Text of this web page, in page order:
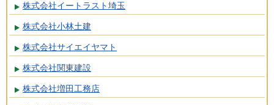
株式会社イートラスト埼玉
株式会社小林土建
株式会社サイエイヤマト
株式会社関東建設
株式会社増田工務店